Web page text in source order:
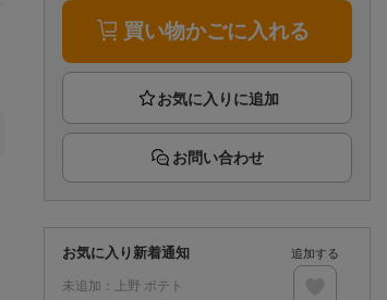
買い物かごに入れる
お問い合わせ
お気に入り新着通知
未追加： 上野 ポテト
追加する